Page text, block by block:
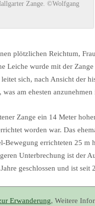
Zange. ©Wolfgang
plötzlichen Reichtum,
Leiche wurde mit der
sich, nach Ansicht der
am ehesten anzunehmen
Zange ein 14 Meter
worden war. Das
Bewegung errichteten 25
Unterbrechung ist der
geschlossen und ist seit
Erwanderung, Weitere